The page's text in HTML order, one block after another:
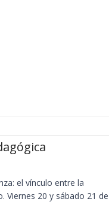
el vínculo entre la
Viernes 20 y sábado 21 de